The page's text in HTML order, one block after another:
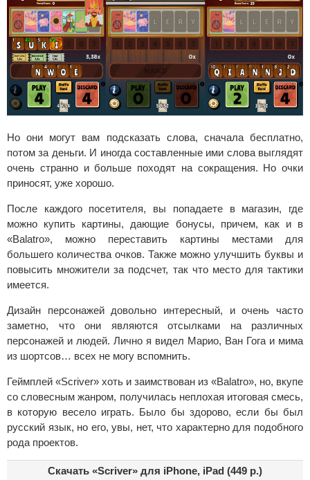
Но они могут вам подсказать слова, сначала бесплатно,
потом за деньги. И иногда составленные ими слова выглядят
очень странно и больше походят на сокращения. Но очки
приносят, уже хорошо.
После каждого посетителя, вы попадаете в магазин, где
можно купить картины, дающие бонусы, причем, как и в
«Balatro», можно переставить картины местами для
большего количества очков. Также можно улучшить буквы и
повысить множители за подсчет, так что место для тактики
имеется.
Дизайн персонажей довольно интересный, и очень часто
заметно, что они являются отсылками на различных
персонажей и людей. Лично я видел Марио, Ван Гога и мима
из шортсов… всех не могу вспомнить.
Геймплей «Scriver» хоть и заимствован из «Balatro», но, вкупе
со словесным жанром, получилась неплохая итоговая смесь,
в которую весело играть. Было бы здорово, если бы был
русский язык, но его, увы, нет, что характерно для подобного
рода проектов.
Скачать «Scriver» для iPhone, iPad (449 р.)